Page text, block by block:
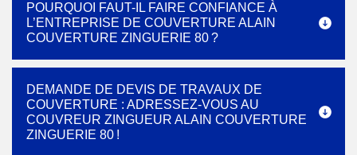
POURQUOI FAUT-IL FAIRE CONFIANCE À
L’ENTREPRISE DE COUVERTURE ALAIN
COUVERTURE ZINGUERIE 80 ?
DEMANDE DE DEVIS DE TRAVAUX DE
COUVERTURE : ADRESSEZ-VOUS AU
COUVREUR ZINGUEUR ALAIN COUVERTURE
ZINGUERIE 80 !